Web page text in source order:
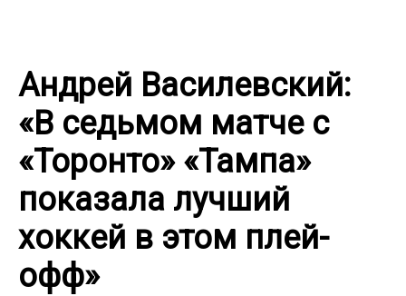
Андрей Василевский:
«В седьмом матче с
«Торонто» «Тампа»
показала лучший
хоккей в этом плей-
офф»